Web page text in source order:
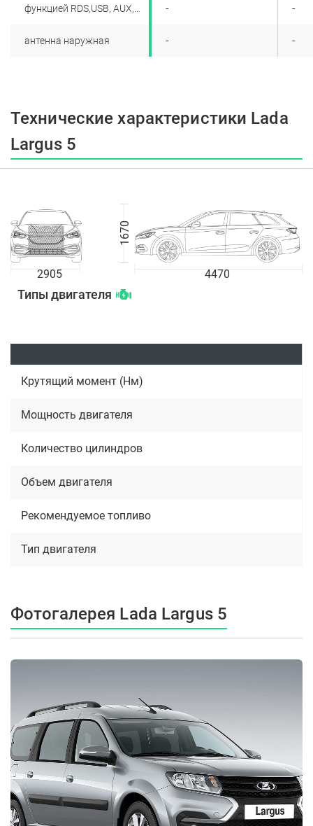
Screen,FM/AM с
функцией RDS,USB, AUX,
Play), 4 динамика,
антенна наружная
+
+
-
-
-
-
Технические характеристики Lada
Largus 5
2905
1670
4470
Типы двигателя
Крутящий момент (Нм)
Мощность двигателя
Количество цилиндров
Объем двигателя
Рекомендуемое топливо
Тип двигателя
Фотогалерея Lada Largus 5